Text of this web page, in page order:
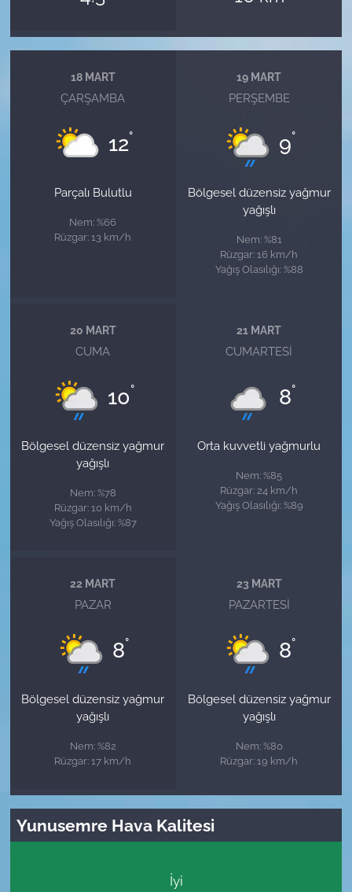
18 MART
ÇARŞAMBA
12°
Parçalı Bulutlu
Nem: %66
Rüzgar: 13 km/h
19 MART
PERŞEMBE
9°
Bölgesel düzensiz yağmur
yağışlı
Nem: %81
Rüzgar: 16 km/h
Yağış Olasılığı: %88
20 MART
CUMA
10°
Bölgesel düzensiz yağmur
yağışlı
Nem: %78
Rüzgar: 10 km/h
Yağış Olasılığı: %87
21 MART
CUMARTESI
8°
Orta kuvvetli yağmurlu
Nem: %85
Rüzgar: 24 km/h
Yağış Olasılığı: %89
22 MART
PAZAR
8°
Bölgesel düzensiz yağmur
yağışlı
Nem: %82
Rüzgar: 17 km/h
23 MART
PAZARTESI
8°
Bölgesel düzensiz yağmur
yağışlı
Nem: %80
Rüzgar: 19 km/h
Yunusemre Hava Kalitesi
İyi